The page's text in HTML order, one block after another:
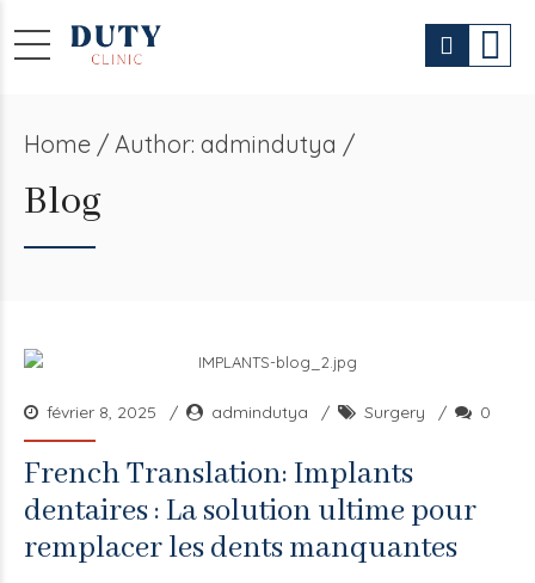
Home Author: admindutya /
Blog
février 8, 2025 admindutya Surgery 0
French Translation: Implants
dentaires : La solution ultime pour
remplacer les dents manquantes